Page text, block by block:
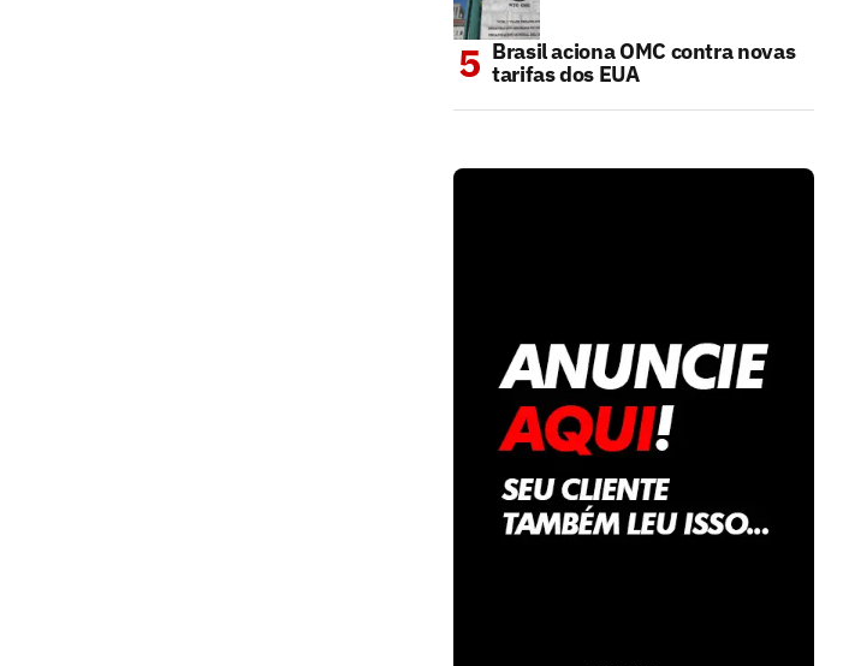
Brasil aciona OMC contra novas
tarifas dos EUA